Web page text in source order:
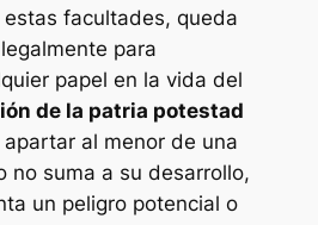
facultades, queda
para
papel en la vida del
de la patria potestad
al menor de una
no suma a su desarrollo,
un peligro potencial o